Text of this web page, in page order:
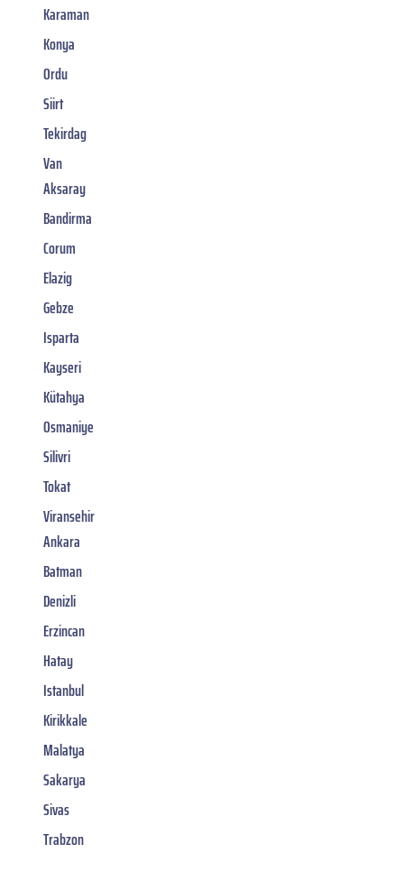
Karaman
Konya
Ordu
Siirt
Tekirdag
Van
Aksaray
Bandirma
Corum
Elazig
Gebze
Isparta
Kayseri
Kütahya
Osmaniye
Silivri
Tokat
Viransehir
Ankara
Batman
Denizli
Erzincan
Hatay
Istanbul
Kirikkale
Malatya
Sakarya
Sivas
Trabzon